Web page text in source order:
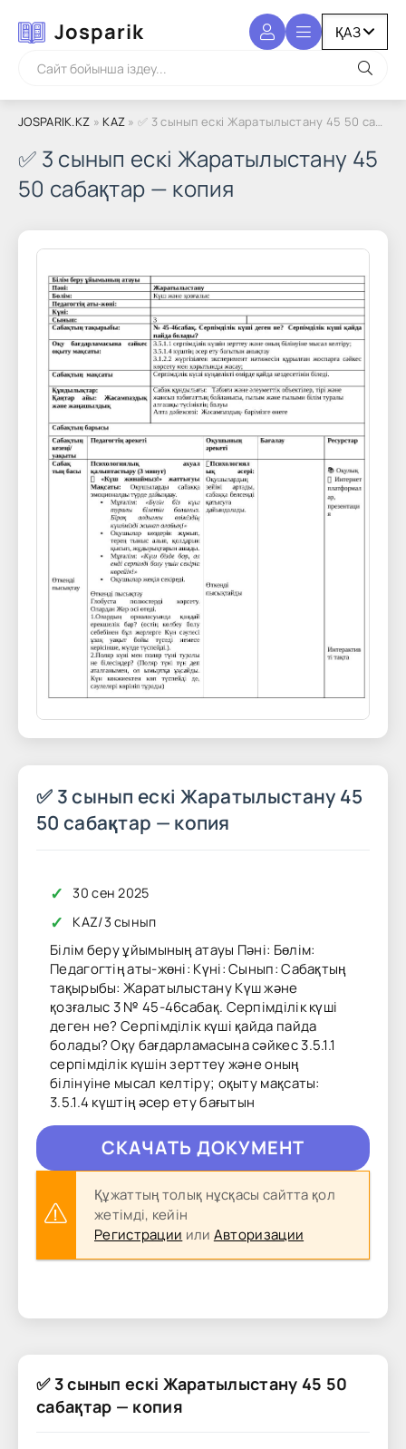
Josparik
JOSPARIK.KZ » KAZ » ✅ 3 сынып ескі Жаратылыстану 45 50 сабақтар — копия
✅ 3 сынып ескі Жаратылыстану 45
50 сабақтар — копия
✅ 3 сынып ескі Жаратылыстану 45
50 сабақтар — копия
✓ 30 сен 2025
✓ KAZ/3 сынып
Білім беру ұйымының атауы Пәні: Бөлім:
Педагогтің аты-жөні: Күні: Сынып: Сабақтың
тақырыбы: Жаратылыстану Күш және
қозғалыс 3 № 45-46сабақ. Серпімділік күші
деген не? Серпімділік күші қайда пайда
болады? Оқу бағдарламасына сәйкес 3.5.1.1
серпімділік күшін зерттеу және оның
білінуіне мысал келтіру; оқыту мақсаты:
3.5.1.4 күштің әсер ету бағытын
CКAЧAТЬ ДОКУМЕНТ
Құжаттың толық нұсқасы сайтта қол
жетімді, кейін
Регистрации или Авторизации
✅ 3 сынып ескі Жаратылыстану 45 50
сабақтар — копия